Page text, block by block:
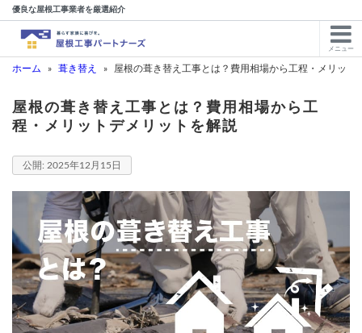
優良な屋根工事業者を厳選紹介
メニュー
ホーム » 葺き替え » 屋根の葺き替え工事とは？費用相場から工程・メリット
屋根の葺き替え工事とは？費用相場から工
程・メリットデメリットを解説
2025年12月15日